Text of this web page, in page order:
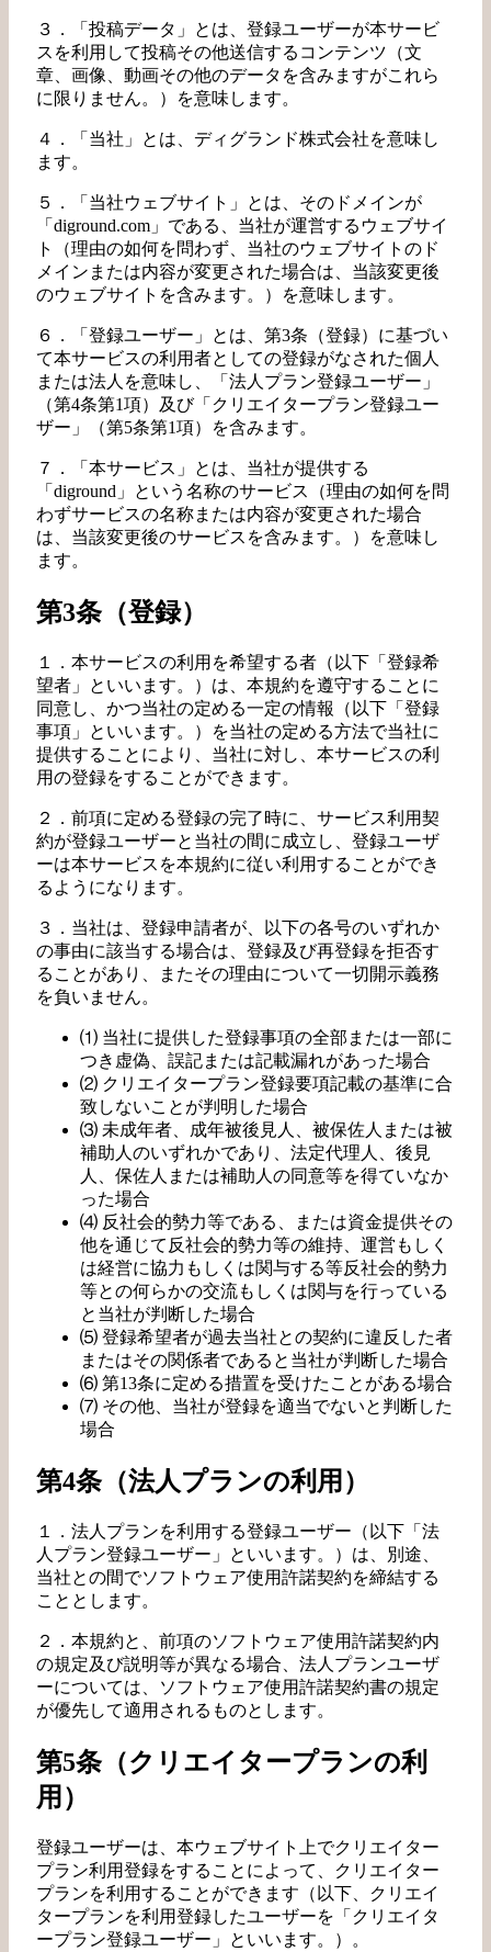
３．「投稿データ」とは、登録ユーザーが本サービ
スを利用して投稿その他送信するコンテンツ（文
章、画像、動画その他のデータを含みますがこれら
に限りません。）を意味します。
４．「当社」とは、ディグランド株式会社を意味し
ます。
５．「当社ウェブサイト」とは、そのドメインが
「diground.com」である、当社が運営するウェブサイ
ト（理由の如何を問わず、当社のウェブサイトのド
メインまたは内容が変更された場合は、当該変更後
のウェブサイトを含みます。）を意味します。
６．「登録ユーザー」とは、第3条（登録）に基づい
て本サービスの利用者としての登録がなされた個人
または法人を意味し、「法人プラン登録ユーザー」
（第4条第1項）及び「クリエイタープラン登録ユー
ザー」（第5条第1項）を含みます。
７．「本サービス」とは、当社が提供する
「diground」という名称のサービス（理由の如何を問
わずサービスの名称または内容が変更された場合
は、当該変更後のサービスを含みます。）を意味し
ます。
第3条（登録）
１．本サービスの利用を希望する者（以下「登録希
望者」といいます。）は、本規約を遵守することに
同意し、かつ当社の定める一定の情報（以下「登録
事項」といいます。）を当社の定める方法で当社に
提供することにより、当社に対し、本サービスの利
用の登録をすることができます。
２．前項に定める登録の完了時に、サービス利用契
約が登録ユーザーと当社の間に成立し、登録ユーザ
ーは本サービスを本規約に従い利用することができ
るようになります。
３．当社は、登録申請者が、以下の各号のいずれか
の事由に該当する場合は、登録及び再登録を拒否す
ることがあり、またその理由について一切開示義務
を負いません。
⑴ 当社に提供した登録事項の全部または一部に
つき虚偽、誤記または記載漏れがあった場合
⑵ クリエイタープラン登録要項記載の基準に合
致しないことが判明した場合
⑶ 未成年者、成年被後見人、被保佐人または被
補助人のいずれかであり、法定代理人、後見
人、保佐人または補助人の同意等を得ていなか
った場合
⑷ 反社会的勢力等である、または資金提供その
他を通じて反社会的勢力等の維持、運営もしく
は経営に協力もしくは関与する等反社会的勢力
等との何らかの交流もしくは関与を行っている
と当社が判断した場合
⑸ 登録希望者が過去当社との契約に違反した者
またはその関係者であると当社が判断した場合
⑹ 第13条に定める措置を受けたことがある場合
⑺ その他、当社が登録を適当でないと判断した
場合
第4条（法人プランの利用）
１．法人プランを利用する登録ユーザー（以下「法
人プラン登録ユーザー」といいます。）は、別途、
当社との間でソフトウェア使用許諾契約を締結する
こととします。
２．本規約と、前項のソフトウェア使用許諾契約内
の規定及び説明等が異なる場合、法人プランユーザ
ーについては、ソフトウェア使用許諾契約書の規定
が優先して適用されるものとします。
第5条（クリエイタープランの利
用）
登録ユーザーは、本ウェブサイト上でクリエイター
プラン利用登録をすることによって、クリエイター
プランを利用することができます（以下、クリエイ
タープランを利用登録したユーザーを「クリエイタ
ープラン登録ユーザー」といいます。）。